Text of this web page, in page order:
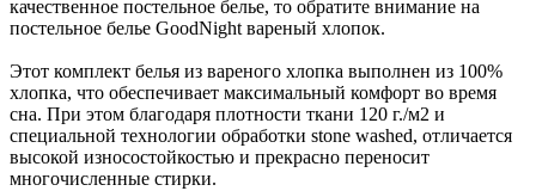
качественное постельное белье, то обратите внимание на
постельное белье GoodNight вареный хлопок.
Этот комплект белья из вареного хлопка выполнен из 100%
хлопка, что обеспечивает максимальный комфорт во время
сна. При этом благодаря плотности ткани 120 г./м2 и
специальной технологии обработки stone washed, отличается
высокой износостойкостью и прекрасно переносит
многочисленные стирки.